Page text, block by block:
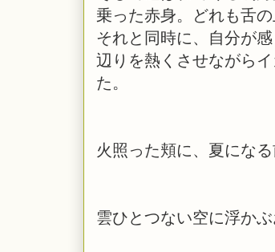
乗った赤身。どれも舌
それと同時に、自分が
辺りを熱くさせながら
た。
火照った頬に、夏にな
雲ひとつない空に浮か